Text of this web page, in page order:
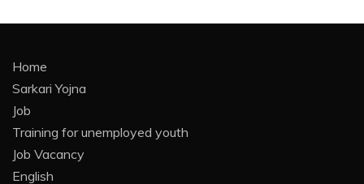
Home
Sarkari Yojna
Job
Training for unemployed youth
Job Vacancy
English